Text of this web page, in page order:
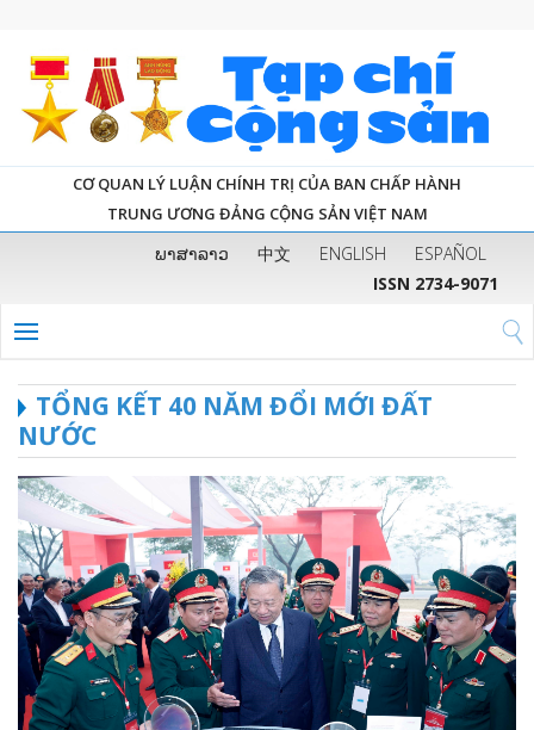
CƠ QUAN LÝ LUẬN CHÍNH TRỊ CỦA BAN CHẤP HÀNH
TRUNG ƯƠNG ĐẢNG CỘNG SẢN VIỆT NAM
ພາສາລາວ 中文 ENGLISH
ESPAÑOL
ISSN 2734-9071
TỔNG KẾT 40 NĂM ĐỔI MỚI ĐẤT
NƯỚC